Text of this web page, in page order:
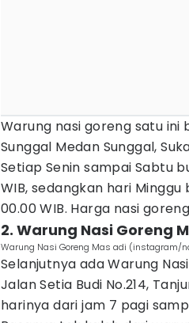
Warung nasi goreng satu ini
Sunggal Medan Sunggal,
Setiap Senin sampai Sabtu
WIB, sedangkan hari Minggu
00.00 WIB. Harga nasi
2. Warung Nasi Goreng
Warung Nasi Goreng Mas adi (instagram/
Selanjutnya ada Warung
Jalan Setia Budi No.214,
harinya dari jam 7 pagi